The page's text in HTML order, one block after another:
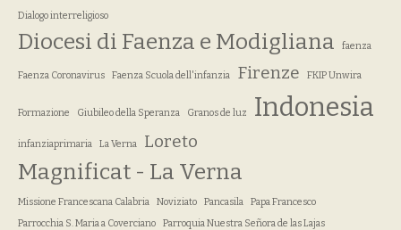
Dialogo interreligioso
Diocesi di Faenza e Modigliana faenza
Faenza Coronavirus Faenza Scuola dell'infanzia Firenze FKIP Unwira
Formazione Giubileo della Speranza Granos de luz Indonesia
infanziaprimaria La Verna Loreto
Magnificat - La Verna
Missione Francescana Calabria Noviziato Pancasila
Papa Francesco
Parrocchia S. Maria a Coverciano
Parroquia Nuestra Señora de las Lajas